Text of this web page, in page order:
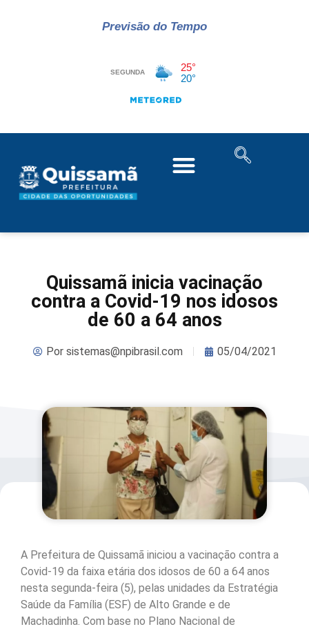
Previsão do Tempo
Quissamã inicia vacinação
contra a Covid-19 nos idosos
de 60 a 64 anos
Porsistemas@npibrasil.com 05/04/2021
A Prefeitura de Quissamã iniciou a vacinação contra a
Covid-19 da faixa etária dos idosos de 60 a 64 anos
nesta segunda-feira (5), pelas unidades da Estratégia
Saúde da Família (ESF) de Alto Grande e de
Machadinha. Com base no Plano Nacional de